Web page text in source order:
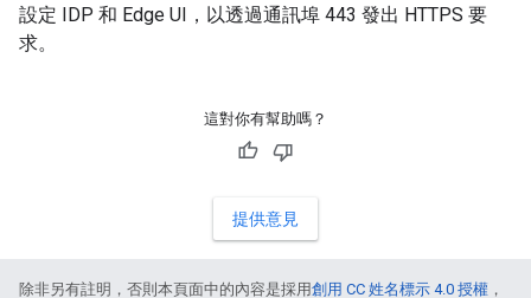
設定 IDP 和 Edge UI，以透過通訊埠 443 發出 HTTPS 要
求。
這對你有幫助嗎？
提供意見
除非另有註明，否則本頁面中的內容是採用創用 CC 姓名標示 4.0 授權 ，